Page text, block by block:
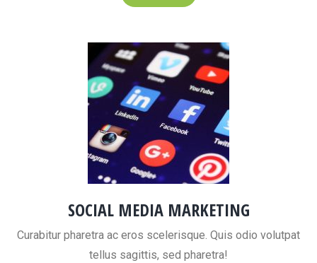
SOCIAL MEDIA MARKETING
Curabitur pharetra ac eros scelerisque. Quis odio volutpat
tellus sagittis, sed pharetra!